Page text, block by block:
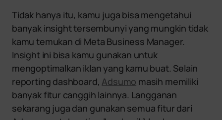
Tidak hanya itu, kamu juga bisa mengetahui
banyak insight tersembunyi yang mungkin tidak
kamu temukan di Meta Business Manager.
Insight ini bisa kamu gunakan untuk
mengoptimalkan iklan yang kamu buat. Selain
reporting dashboard, Adsumo masih memiliki
banyak fitur canggih lainnya. Langganan
sekarang juga dan gunakan semua fitur dari